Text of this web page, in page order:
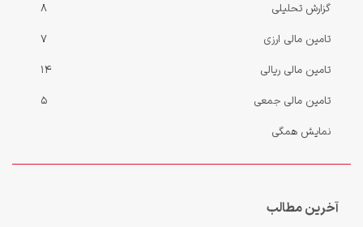
گزارش‌ تحلیلی
8
تامین مالی ارزی
7
تامین مالی ریالی
14
تامین مالی جمعی
5
نمایش همگی
آخرین مطالب